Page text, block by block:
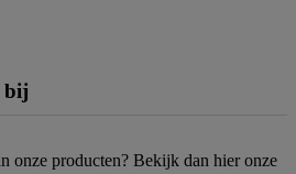
bij
onze producten? Bekijk dan hier onze